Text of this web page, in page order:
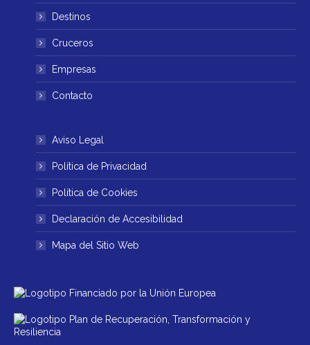
una
ventana
en
una
ventana
Destinos
Cruceros
Empresas
Contacto
Aviso Legal
Política de Privacidad
Política de Cookies
Declaración de Accesibilidad
Mapa del Sitio Web